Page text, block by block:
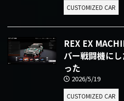
CUSTOMIZED CAR
REX EX
バー戦闘機に
った
2026/5/19
CUSTOMIZED CAR